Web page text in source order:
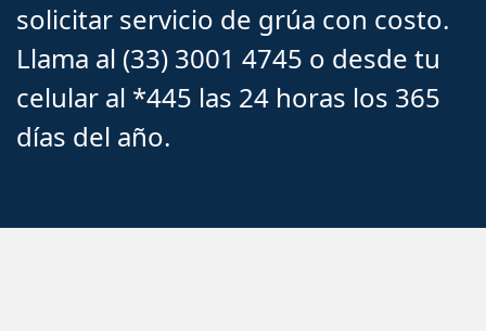
solicitar servicio de grúa con costo.
Llama al (33) 3001 4745 o desde tu
celular al *445 las 24 horas los 365
días del año.